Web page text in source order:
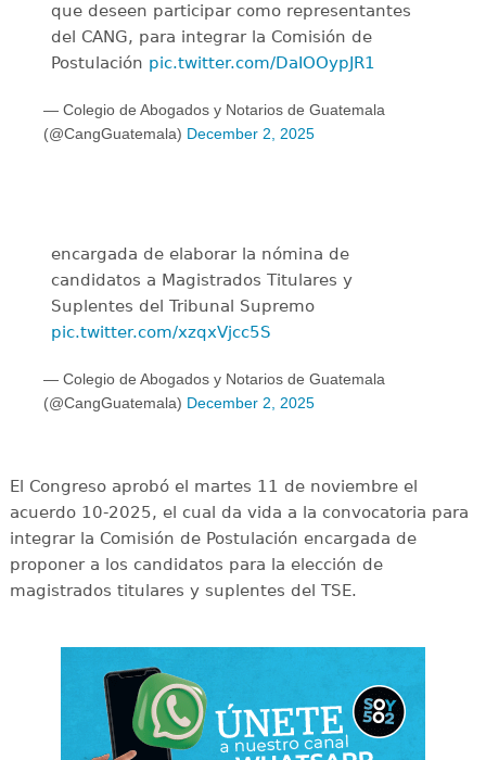
que deseen participar como representantes
del CANG, para integrar la Comisión de
Postulación pic.twitter.com/DaIOOypJR1
— Colegio de Abogados y Notarios de Guatemala
(@CangGuatemala) December 2, 2025
encargada de elaborar la nómina de
candidatos a Magistrados Titulares y
Suplentes del Tribunal Supremo
pic.twitter.com/xzqxVjcc5S
— Colegio de Abogados y Notarios de Guatemala
(@CangGuatemala) December 2, 2025
El Congreso aprobó el martes 11 de noviembre el
acuerdo 10-2025, el cual da vida a la convocatoria para
integrar la Comisión de Postulación encargada de
proponer a los candidatos para la elección de
magistrados titulares y suplentes del TSE.